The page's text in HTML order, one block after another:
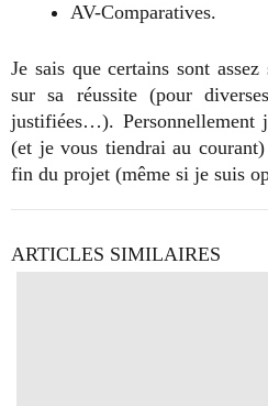
AV-Comparatives.
Je sais que certains sont
sur sa réussite (pour
justifiées…). Personnellement
(et je vous tiendrai au
fin du projet (même si je suis
ARTICLES SIMILAIRES